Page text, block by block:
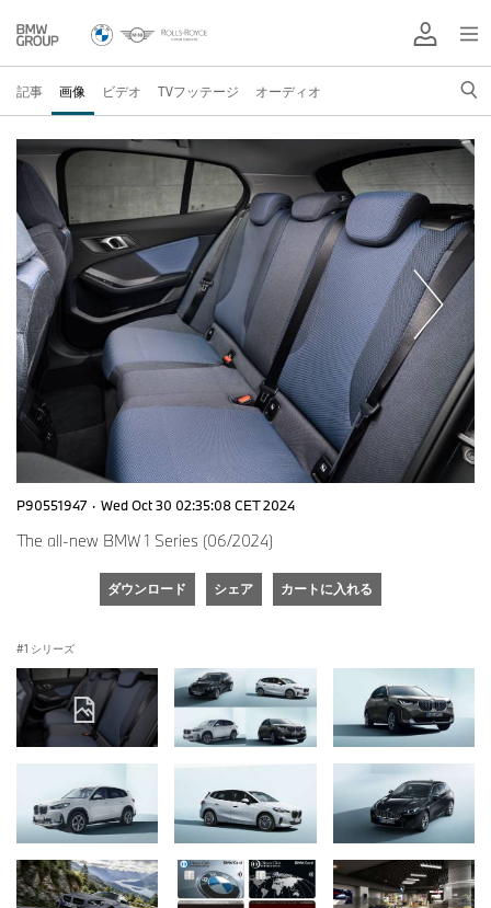
記事 画像 ビデオ TVフッテージ オーディオ
P90551947 · Wed Oct 30 02:35:08 CET 2024
The all-new BMW 1 Series (06/2024)
ダウンロード シェア カートに入れる
1 シリーズ